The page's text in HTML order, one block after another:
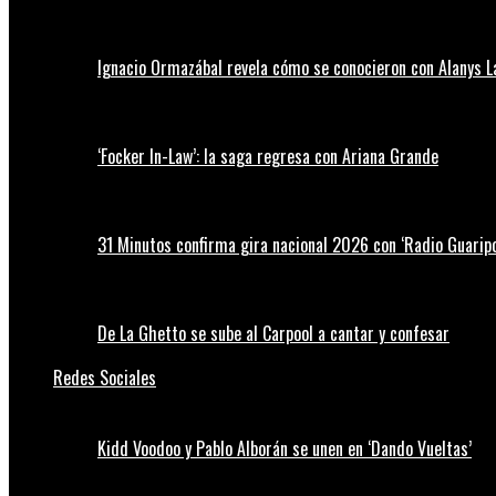
Ignacio Ormazábal revela cómo se conocieron con Alanys
‘Focker In-Law’: la saga regresa con Ariana Grande
31 Minutos confirma gira nacional 2026 con ‘Radio
De La Ghetto se sube al Carpool a cantar y confesar
Redes Sociales
Kidd Voodoo y Pablo Alborán se unen en ‘Dando Vueltas’